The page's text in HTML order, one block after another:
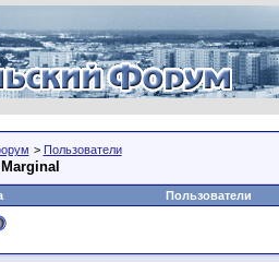
> Пользователи
Пользователи